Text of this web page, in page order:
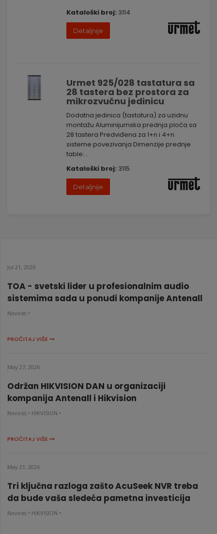
Kataloški broj: 3114
Detaljnije
Urmet 925/028 tastatura sa
28 tastera bez prostora za
mikrozvučnu jedinicu
Dodatna jedinica (tastatura) za uzidnu
montažu Aluminijumska prednja ploča sa
28 tastera Predviđena za 1+n i 4+n
sisteme povezivanja Dimenzije prednje
table:...
Kataloški broj: 3115
Detaljnije
Jul 21, 2026
TOA - svetski lider u profesionalnim audio
sistemima sada u ponudi kompanije Antenall
Novosti •
PROČITAJ VIŠE
May 27, 2026
Održan HIKVISION DAN u organizaciji
kompanija Antenall i Hikvision
Novosti • HIKVISION •
PROČITAJ VIŠE
May 21, 2026
Tri ključna razloga zašto AcuSeek NVR treba
da bude vaša sledeća pametna investicija
Novosti • HIKVISION •